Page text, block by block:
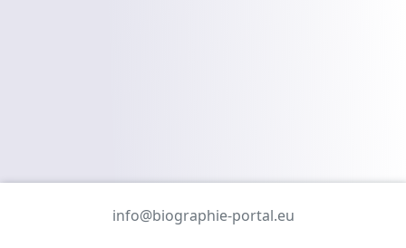
info@biographie-portal.eu